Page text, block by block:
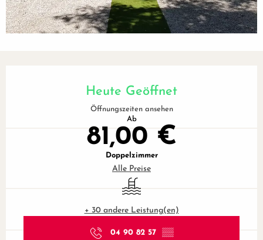
Heute Geöffnet
Öffnungszeiten ansehen
Ab
81,00 €
Doppelzimmer
Alle Preise
Schwimmbad
+ 30 andere Leistung(en)
04 90 82 57 ▒▒